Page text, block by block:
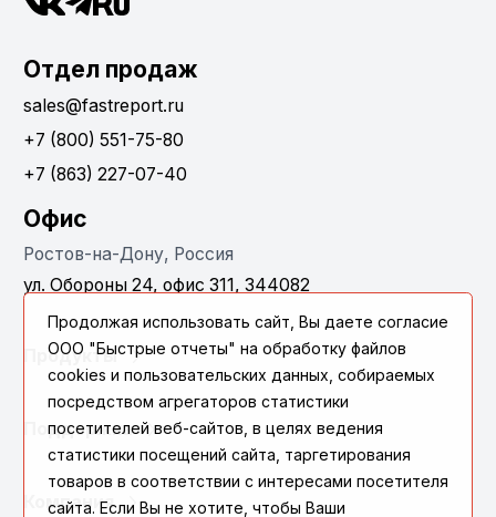
Отдел продаж
sales@fastreport.ru
+7 (800) 551-75-80
+7 (863) 227-07-40
Офис
Ростов-на-Дону, Россия
ул. Обороны 24, офис 311, 344082
Продукты
Поддержка
Компания
Продолжая использовать сайт, Вы даете согласие
ООО "Быстрые отчеты" на обработку файлов
cookies и пользовательских данных, собираемых
посредством агрегаторов статистики
посетителей веб-сайтов, в целях ведения
статистики посещений сайта, таргетирования
товаров в соответствии с интересами посетителя
сайта. Если Вы не хотите, чтобы Ваши